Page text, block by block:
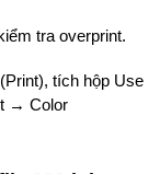
tra overprint.
tích hộp Use
→ Color